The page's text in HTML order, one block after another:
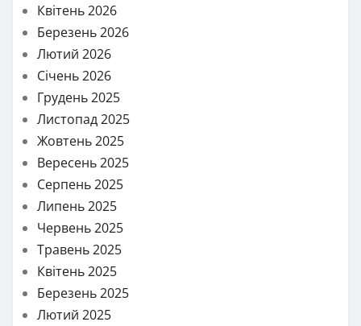
Квітень 2026
Березень 2026
Лютий 2026
Січень 2026
Грудень 2025
Листопад 2025
Жовтень 2025
Вересень 2025
Серпень 2025
Липень 2025
Червень 2025
Травень 2025
Квітень 2025
Березень 2025
Лютий 2025